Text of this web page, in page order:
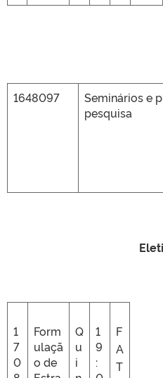
1648097
Seminários e
pesquisa
Eletivas (para
1
7
0
Form
ulaçã
o de
Q
u
i
1
9
:
F
A
T